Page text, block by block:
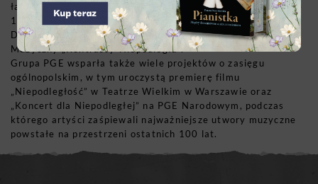
łącznie 81 inicjatyw w ponad 50 miejscowościach na terenie
12 województw, m.in. wakacyjne kino plenerowe „Polskie
Drogi do Niepodległości” w Rzeszowie i Bydgoski Festiwal
Muzyczny „Kontrasty-Niepodległa”.
Grupa PGE wsparła także wiele projektów o zasięgu
ogólnopolskim, w tym uroczystą premierę filmu
„Niepodległość” w Teatrze Wielkim w Warszawie oraz
„Koncert dla Niepodległej” na PGE Narodowym, podczas
którego artyści zaśpiewali najważniejsze utwory muzyczne
powstałe na przestrzeni ostatnich 100 lat.